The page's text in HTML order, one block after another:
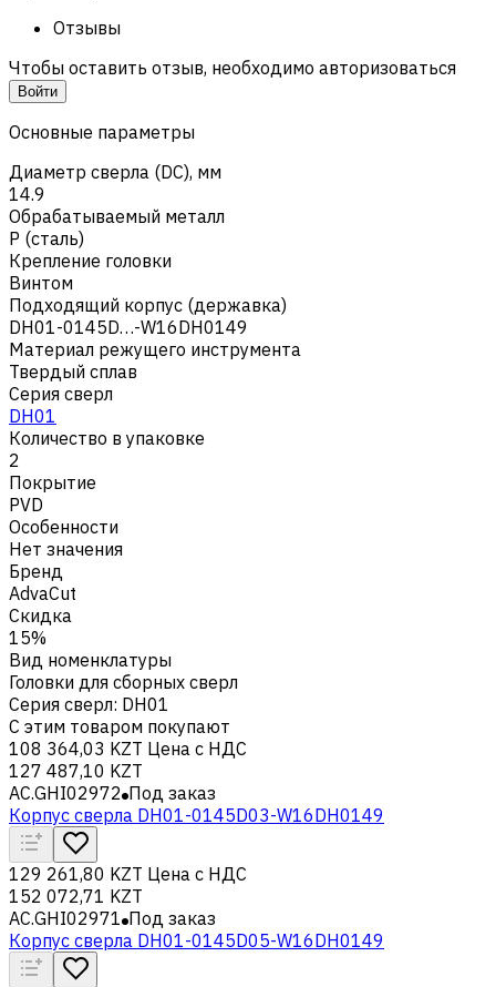
Отзывы
Чтобы оставить отзыв, необходимо авторизоваться
Войти
Основные параметры
Диаметр сверла (DC), мм
14.9
Обрабатываемый металл
Р (сталь)
Крепление головки
Винтом
Подходящий корпус (державка)
DH01-0145D…-W16DH0149
Материал режущего инструмента
Твердый сплав
Серия сверл
DH01
Количество в упаковке
2
Покрытие
PVD
Особенности
Нет значения
Бренд
AdvaCut
Скидка
15%
Вид номенклатуры
Головки для сборных сверл
Серия сверл: DH01
С этим товаром покупают
108 364,03 KZT Цена с НДС
127 487,10 KZT
AC.GHI02972 Под заказ
Корпус сверла DH01-0145D03-W16DH0149
129 261,80 KZT Цена с НДС
152 072,71 KZT
AC.GHI02971 Под заказ
Корпус сверла DH01-0145D05-W16DH0149